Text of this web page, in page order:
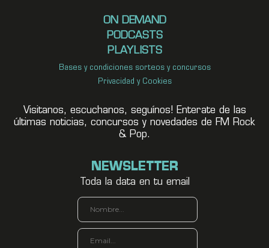
ON DEMAND
PODCASTS
PLAYLISTS
Bases y condiciones sorteos y concursos
Privacidad y Cookies
Visitanos, escuchanos, seguínos! Enterate de las
últimas noticias, concursos y novedades de FM Rock
& Pop.
NEWSLETTER
Toda la data en tu email